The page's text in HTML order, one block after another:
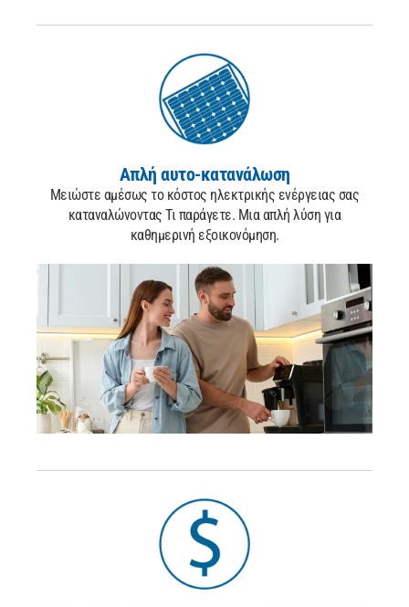
Απλή αυτο-κατανάλωση
Μειώστε αμέσως το κόστος ηλεκτρικής ενέργειας σας
καταναλώνονταςΤι παράγετε. Μια απλή λύση για
καθημερινή εξοικονόμηση.